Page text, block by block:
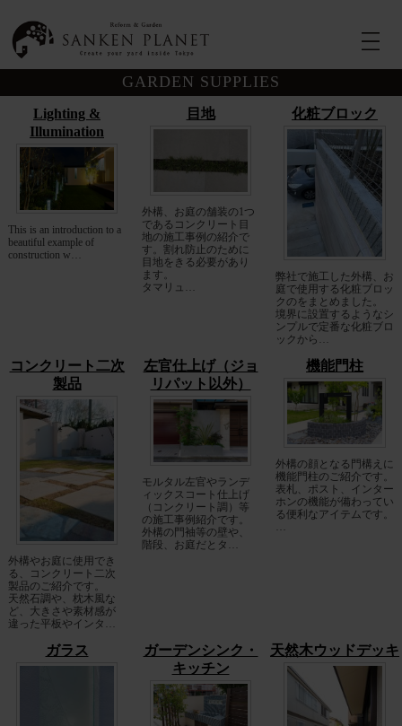
GARDEN SUPPLIES
Lighting &
Illumination
This is an introduction to a
beautiful example of
construction w…
目地
外構、お庭の舗装の1つ
であるコンクリート目
地の施工事例の紹介で
す。割れ防止のために
目地をきる必要があり
ます。
タマリュ…
化粧ブロック
弊社で施工した外構、お
庭で使用する化粧ブロッ
クのをまとめました。
境界に設置するようなシ
ンプルで定番な化粧ブロ
ックから…
コンクリート二次
製品
外構やお庭に使用でき
る、コンクリート二次
製品のご紹介です。
天然石調や、枕木風な
ど、大きさや素材感が
違った平板やインタ…
左官仕上げ（ジョ
リパット以外）
モルタル左官やランデ
ィックスコート仕上げ
（コンクリート調）等
の施工事例紹介です。
外構の門袖等の壁や、
階段、お庭だとタ…
機能門柱
外構の顔となる門構えに
機能門柱のご紹介です。
表札、ポスト、インター
ホンの機能が備わってい
る便利なアイテムです。
…
ガラス
ガーデンシンク・
キッチン
天然木ウッドデッキ